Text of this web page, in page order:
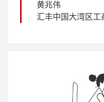
黄兆伟
汇丰中国大湾区工